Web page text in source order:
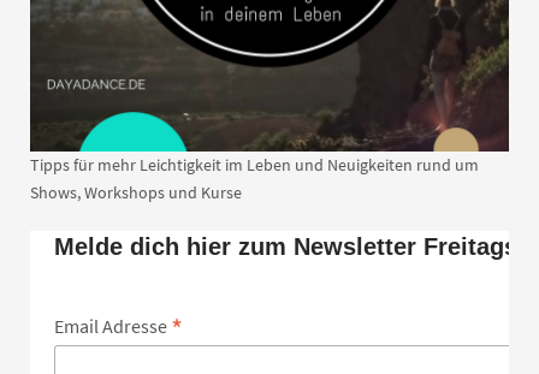
Tipps für mehr Leichtigkeit im Leben und Neuigkeiten rund um
Shows, Workshops und Kurse
Melde dich hier zum Newsletter Freitags
Email Adresse *